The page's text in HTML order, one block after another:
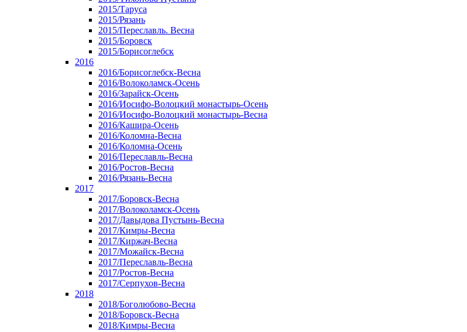
2015/Таруса
2015/Рязань
2015/Переславль. Весна
2015/Боровск
2015/Борисоглебск
2016
2016/Борисоглебск-Весна
2016/Волоколамск-Осень
2016/Зарайск-Осень
2016/Иосифо-Волоцкий монастырь-Осень
2016/Иосифо-Волоцкий монастырь-Весна
2016/Кашира-Осень
2016/Коломна-Весна
2016/Коломна-Осень
2016/Переславль-Весна
2016/Ростов-Весна
2016/Рязань-Весна
2017
2017/Боровск-Весна
2017/Волоколамск-Осень
2017/Давыдова Пустынь-Весна
2017/Кимры-Весна
2017/Киржач-Весна
2017/Можайск-Весна
2017/Переславль-Весна
2017/Ростов-Весна
2017/Серпухов-Весна
2018
2018/Боголюбово-Весна
2018/Боровск-Весна
2018/Кимры-Весна